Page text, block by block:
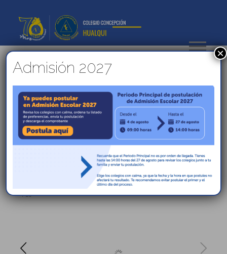
Premiación a educadoras
de párvulos.
Con motivo de la celebración de la semana del
párvulo, el día de hoy se realizó la entrega de un
presente a nuestras educadoras de párvulo con
la finalidad de reconocer su labor y entrega con
nuestros estudiantes.
–/16
Admisión 2027
×